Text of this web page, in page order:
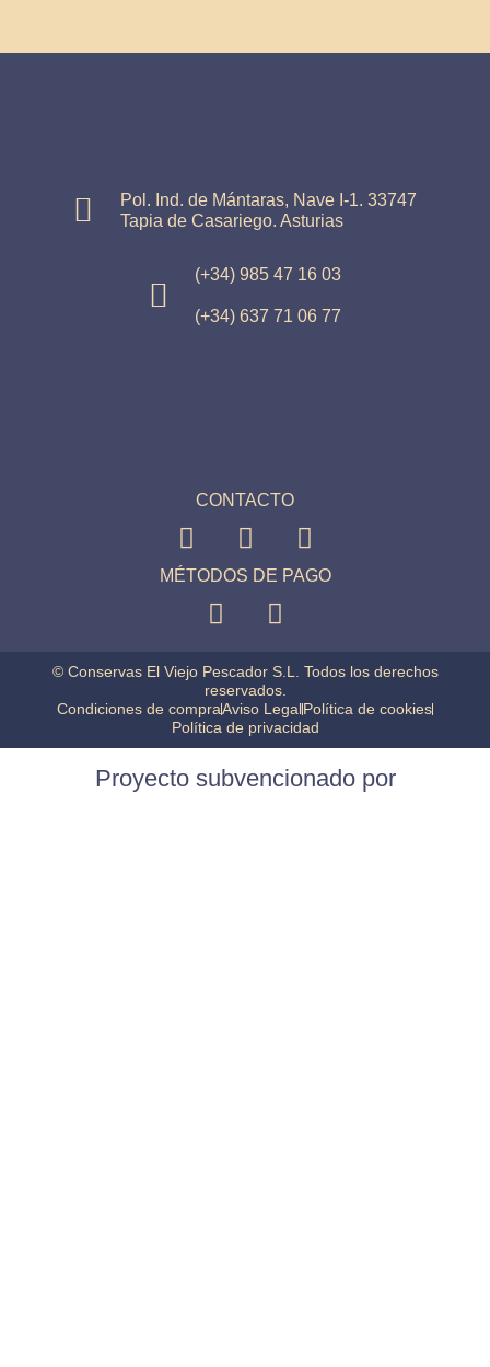
Pol. Ind. de Mántaras, Nave I-1. 33747
Tapia de Casariego. Asturias
(+34) 985 47 16 03
(+34) 637 71 06 77
CONTACTO
MÉTODOS DE PAGO
© Conservas El Viejo Pescador S.L. Todos los derechos
reservados.
Condiciones de compraAviso LegalPolítica de cookies
Política de privacidad
Proyecto subvencionado por